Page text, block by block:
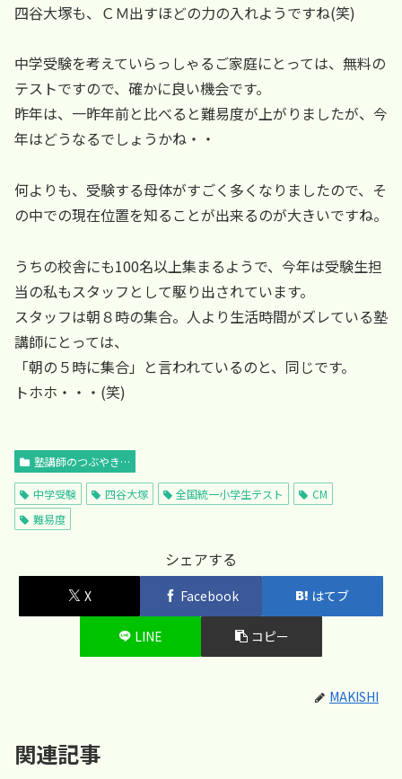
四谷大塚も、ＣＭ出すほどの力の入れようですね(笑)
中学受験を考えていらっしゃるご家庭にとっては、無料の
テストですので、確かに良い機会です。
昨年は、一昨年前と比べると難易度が上がりましたが、今
年はどうなるでしょうかね・・
何よりも、受験する母体がすごく多くなりましたので、そ
の中での現在位置を知ることが出来るのが大きいですね。
うちの校舎にも100名以上集まるようで、今年は受験生担
当の私もスタッフとして駆り出されています。
スタッフは朝８時の集合。人より生活時間がズレている塾
講師にとっては、
「朝の５時に集合」と言われているのと、同じです。
トホホ・・・(笑)
塾講師のつぶやき…
中学受験 四谷大塚 全国統一小学生テスト
CM
難易度
シェアする
X Facebook はてブ
LINE コピー
MAKISHI
関連記事